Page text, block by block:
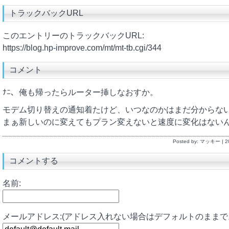
トラックバックURL
このエントリーのトラックバックURL:
https://blog.hp-improve.com/mt/mt-tb.cgi/344
コメント
ﾅﾆ、俺も帰ったらルーター挿しなおすか。
モデム切り替えの通知着たけど、いつなのかはまだ分からな
まぁ新しいのに変えてもプラン変えないと速度に変化はない
Posted by: マッキー |
コメントする
名前:
メールアドレス:(アドレス入れない場合はデフォルトのまま